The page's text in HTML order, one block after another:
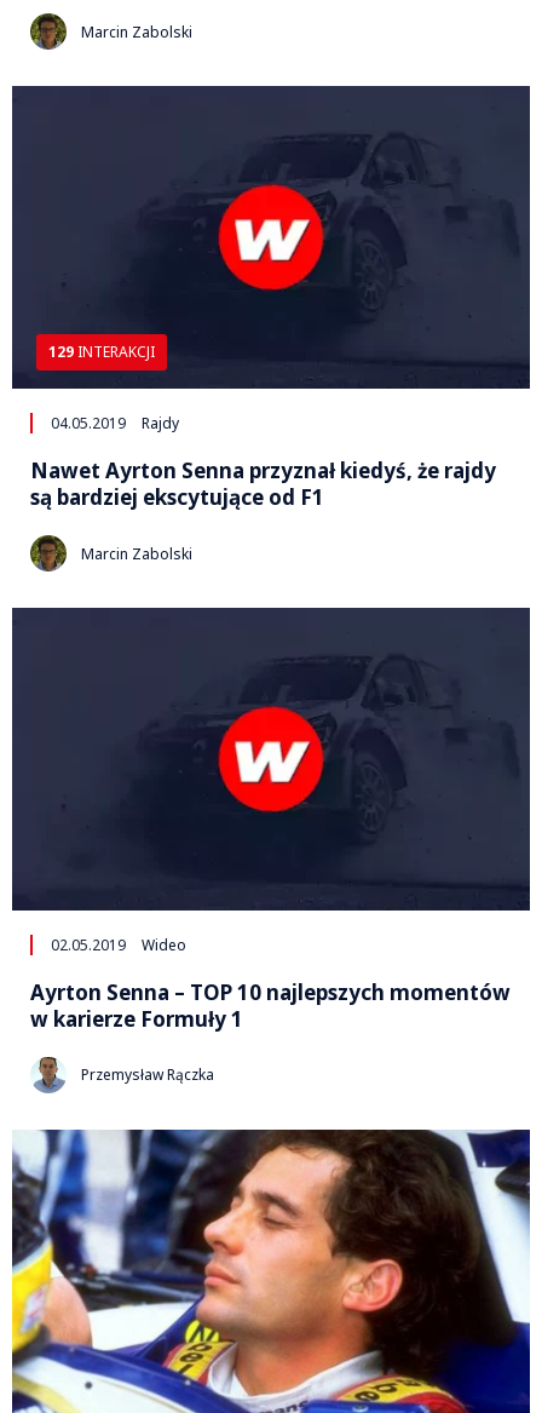
Marcin Zabolski
129 INTERAKCJI
04.05.2019 Rajdy
Nawet Ayrton Senna przyznał kiedyś, że rajdy
są bardziej ekscytujące od F1
Marcin Zabolski
02.05.2019 Wideo
Ayrton Senna – TOP 10 najlepszych momentów
w karierze Formuły 1
Przemysław Rączka